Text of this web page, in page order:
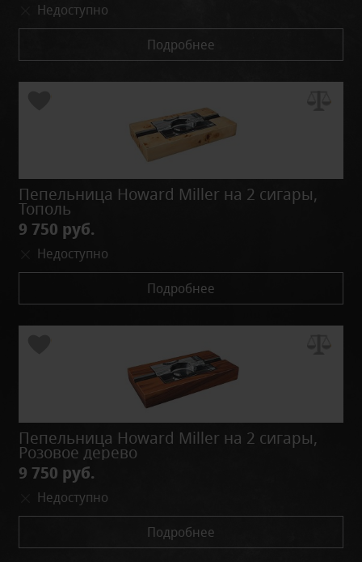
Недоступно
Подробнее
Пепельница Howard Miller на 2 сигары,
Тополь
9 750 руб.
Недоступно
Подробнее
Пепельница Howard Miller на 2 сигары,
Розовое дерево
9 750 руб.
Недоступно
Подробнее